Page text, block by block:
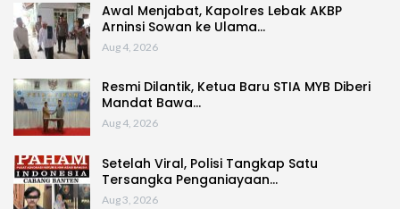
Awal Menjabat, Kapolres Lebak AKBP
Arninsi Sowan ke Ulama…
Aug 4, 2026
Resmi Dilantik, Ketua Baru STIA MYB Diberi
Mandat Bawa…
Aug 4, 2026
Setelah Viral, Polisi Tangkap Satu
Tersangka Penganiayaan…
Aug 3, 2026